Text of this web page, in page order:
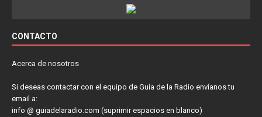
CONTACTO
Acerca de nosotros
Si deseas contactar con el equipo de Guía de la Radio envíanos tu
email a:
info @ guiadelaradio.com (suprimir espacios en blanco)